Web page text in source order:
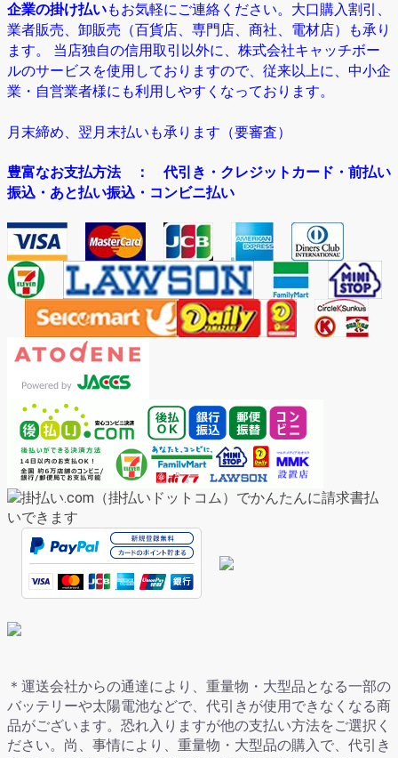
企業の掛け払いもお気軽にご連絡ください。大口購入割引、
業者販売、卸販売（百貨店、専門店、商社、電材店）も承り
ます。 当店独自の信用取引以外に、株式会社キャッチボー
ルのサービスを使用しておりますので、従来以上に、中小企
業・自営業者様にも利用しやすくなっております。
月末締め、翌月末払いも承ります（要審査）
豊富なお支払方法： 代引き・クレジットカード・前払い
振込・あと払い振込・コンビニ払い
＊運送会社からの通達により、重量物・大型品となる一部の
バッテリーや太陽電池などで、代引きが使用できなくなる商
品がございます。恐れ入りますが他の支払い方法をご選択く
ださい。尚、事情により、重量物・大型品の購入で、代引き